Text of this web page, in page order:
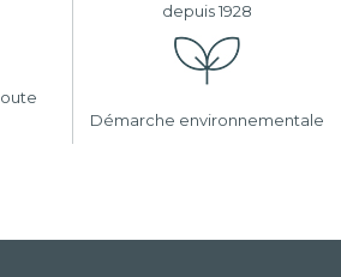
depuis 1928
Démarche environnementale